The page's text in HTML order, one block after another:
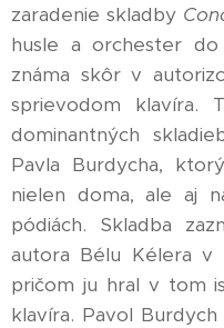
zaradenie skladby
husle a orchester
známa skôr v
sprievodom klavíra.
dominantných
Pavla Burdycha,
nielen doma, ale aj
pódiách. Skladba
autora Bélu Kélera v
pričom ju hral v tom
klavíra. Pavol